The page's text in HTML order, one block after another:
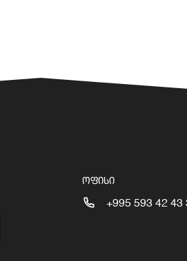
ᲝᲤᲘᲡᲘ
+995 593 42 43